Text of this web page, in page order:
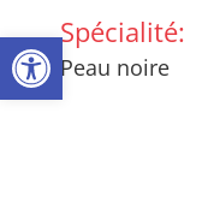
Open toolbar
Spécialité:
Peau noire